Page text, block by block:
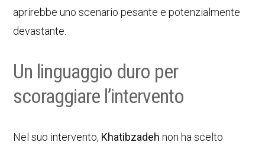
aprirebbe uno scenario pesante e potenzialmente
devastante.
Un linguaggio duro per
scoraggiare l’intervento
Nel suo intervento, Khatibzadeh non ha scelto